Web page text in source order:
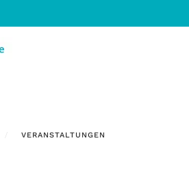
VERANSTALTUNGEN